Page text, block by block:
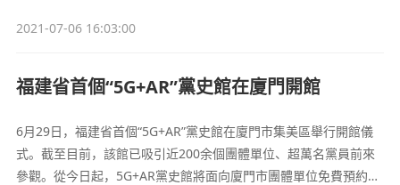
2021-07-06 16:03:00
福建省首個“5G+AR”黨史館在廈門開館
6月29日，福建省首個“5G+AR”黨史館在廈門市集美區舉行開館儀
式。截至目前，該館已吸引近200余個團體單位、超萬名黨員前來
參觀。從今日起，5G+AR黨史館將面向廈門市團體單位免費預約參